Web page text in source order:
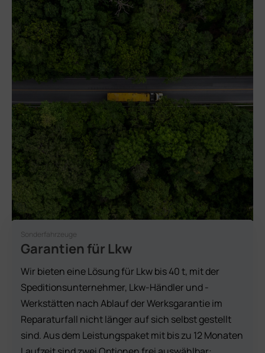
Sonderfahrzeuge
Garantien für Lkw
Wir bieten eine Lösung für Lkw bis 40 t, mit der
Speditionsunternehmer, Lkw-Händler und -
Werkstätten nach Ablauf der Werksgarantie im
Reparaturfall nicht länger auf sich selbst gestellt
sind. Aus dem Leistungspaket mit bis zu 12 Monaten